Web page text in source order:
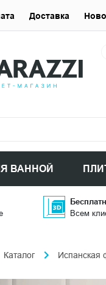
ВАННОЙ
Доставка
Всем
Каталог Испанская